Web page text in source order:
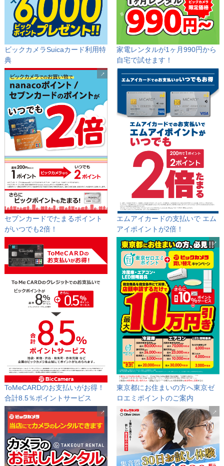
ビックカメラSuicaカード利用特
典
家電レンタルが1ヶ月990円から
自宅で試せます！
セブンカードでたまるポイント
がいつでも2倍！
エムアイカードの支払いで エム
アイポイントが2倍！
ToMeCARDのお支払いがお得！
合計8.5％ポイントサービス
東京都にお住まいの方へ東京ゼ
ロエミポイントのご案内